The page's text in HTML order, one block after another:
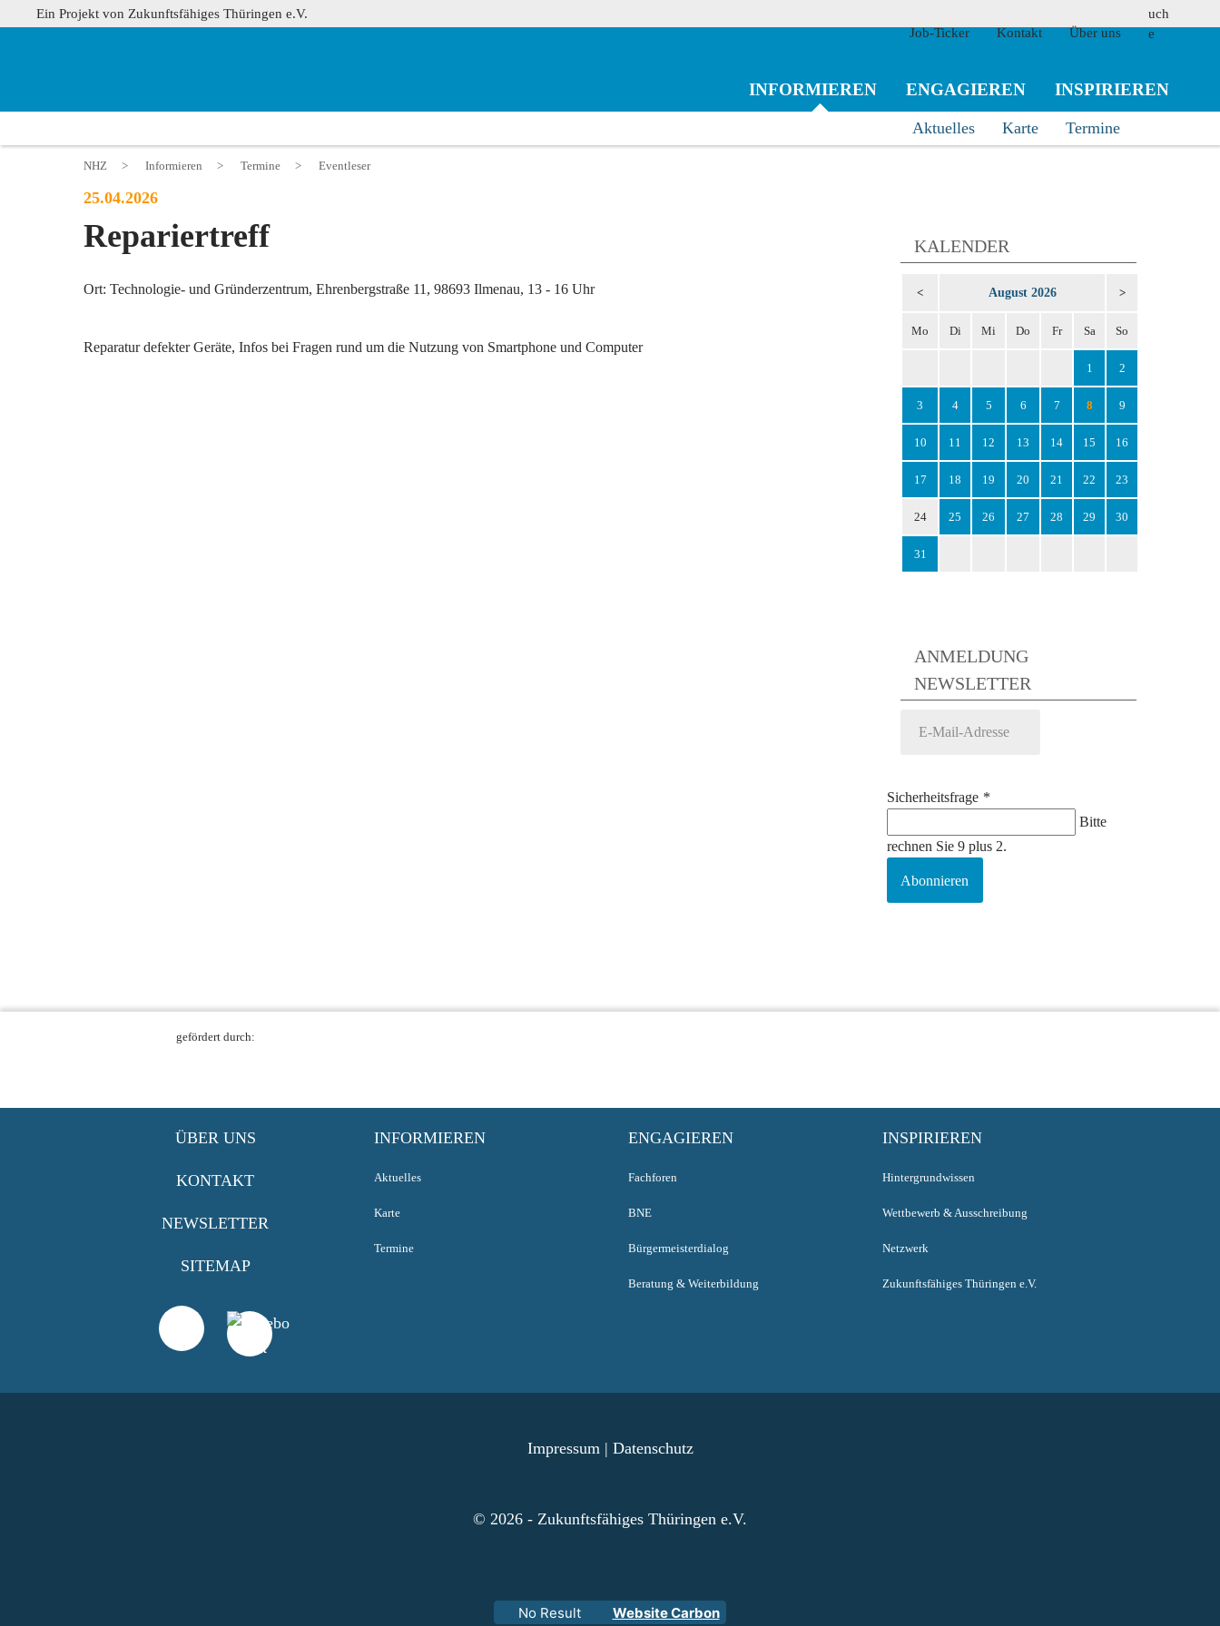
Ein Projekt von Zukunftsfähiges Thüringen e.V.
Job-Ticker
Kontakt Über uns
suchen
INFORMIEREN
Aktuelles Karte Termine
ENGAGIEREN INSPIRIEREN
NHZ > Informieren > Termine > Eventleser
25.04.2026
Repariertreff
Ort: Technologie- und Gründerzentrum, Ehrenbergstraße 11, 98693 Ilmenau, 13 - 16 Uhr
Reparatur defekter Geräte, Infos bei Fragen rund um die Nutzung von Smartphone und Computer
KALENDER
< August 2026 >
Mo Di Mi Do Fr Sa So
1 2
3 4 5 6 7 8 9
10 11 12 13 14 15 16
17 18 19 20 21 22 23
24 25 26 27 28 29 30
31
ANMELDUNG
NEWSLETTER
Sicherheitsfrage *
Bitte
rechnen Sie 9 plus 2.
Abonnieren
gefördert durch:
ÜBER UNS
KONTAKT
NEWSLETTER
SITEMAP
INFORMIEREN
Aktuelles
Karte
Termine
ENGAGIEREN
Fachforen
BNE
Bürgermeisterdialog
Beratung & Weiterbildung
INSPIRIEREN
Hintergrundwissen
Wettbewerb & Ausschreibung
Netzwerk
Zukunftsfähiges Thüringen e.V.
Impressum| Datenschutz
© 2026 - Zukunftsfähiges Thüringen e.V.
No Result Website Carbon